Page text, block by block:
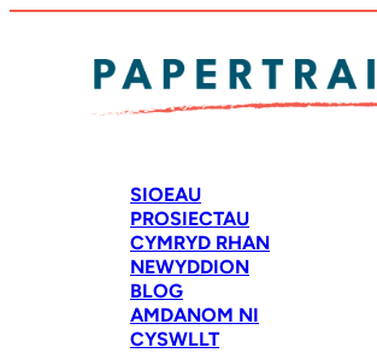
SIOEAU
PROSIECTAU
CYMRYD RHAN
NEWYDDION
BLOG
AMDANOM NI
CYSWLLT